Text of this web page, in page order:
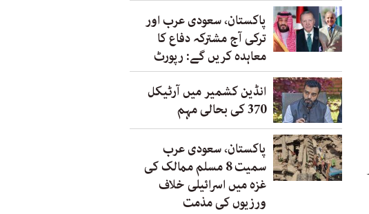
پاکستان، سعودی عرب اور
ترکی آج مشترکہ دفاع کا
معاہدہ کریں گے: رپورٹ
انڈین کشمیر میں آرٹیکل
370 کی بحالی مہم
پاکستان، سعودی عرب
سمیت 8 مسلم ممالک کی
غزہ میں اسرائیلی خلاف
ورزیوں کی مذمت